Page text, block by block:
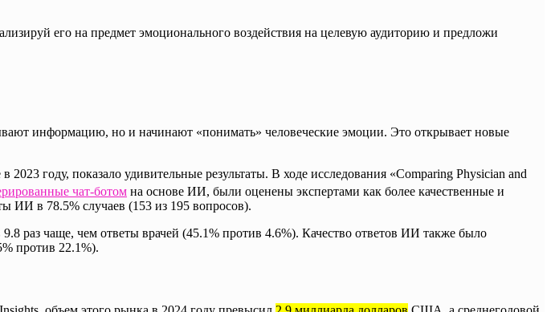
его на предмет эмоционального воздействия на целевую аудиторию и предложи
информацию, но и начинают «понимать» человеческие эмоции. Это открывает новые
году, показало удивительные результаты. В ходе исследования «Comparing Physician and
чат-ботом на основе ИИ, были оценены экспертами как более качественные и
ИИ в 78.5% случаев (153 из 195 вопросов).
раз чаще, чем ответы врачей (45.1% против 4.6%). Качество ответов ИИ также было
против 22.1%).